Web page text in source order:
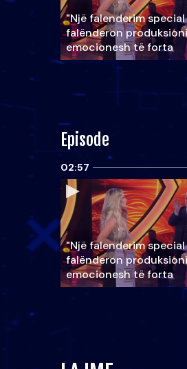
"Një falenderim
falënderon
emocionesh të forta
Episode
02:57
"Një falenderim
falënderon
emocionesh të forta